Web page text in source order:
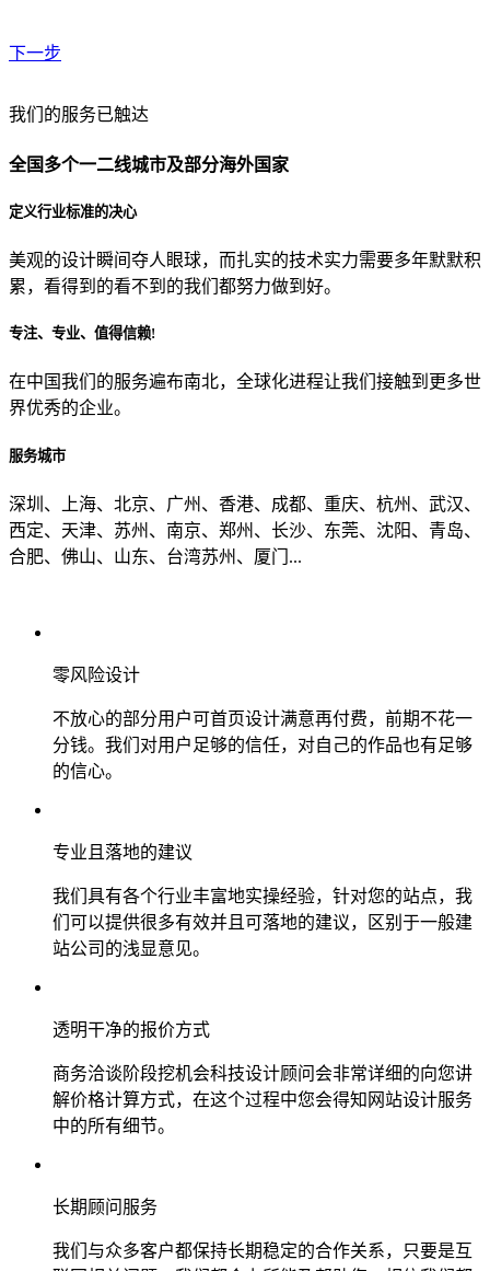
下一步
贵公司预算范围是？
贵公司的团队规模是？
目前主要的营销渠道是？
我们的服务已触达
全国多个一二线城市及部分海外国家
定义行业标准的决心
美观的设计瞬间夺人眼球，而扎实的技术实力需要多年默默积
累，看得到的看不到的我们都努力做到好。
专注、专业、值得信赖!
在中国我们的服务遍布南北，全球化进程让我们接触到更多世
界优秀的企业。
服务城市
深圳、上海、北京、广州、香港、成都、重庆、杭州、武汉、
西定、天津、苏州、南京、郑州、长沙、东莞、沈阳、青岛、
合肥、佛山、山东、台湾苏州、厦门...
零风险设计
不放心的部分用户可首页设计满意再付费，前期不花一
分钱。我们对用户足够的信任，对自己的作品也有足够
的信心。
专业且落地的建议
我们具有各个行业丰富地实操经验，针对您的站点，我
们可以提供很多有效并且可落地的建议，区别于一般建
站公司的浅显意见。
透明干净的报价方式
商务洽谈阶段挖机会科技设计顾问会非常详细的向您讲
解价格计算方式，在这个过程中您会得知网站设计服务
中的所有细节。
长期顾问服务
我们与众多客户都保持长期稳定的合作关系，只要是互